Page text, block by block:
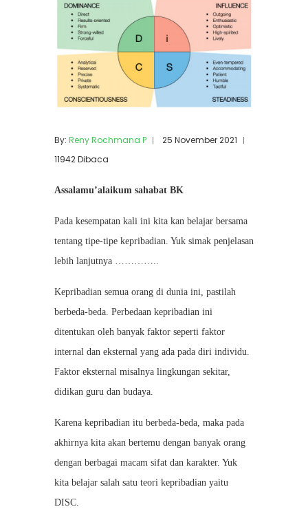
By: Reny Rochmana P
25 November 2021
11942 Dibaca
Assalamu’alaikum sahabat BK
Pada kesempatan kali ini kita kan belajar bersama
tentang tipe-tipe kepribadian. Yuk simak penjelasan
lebih lanjutnya …………..
Kepribadian semua orang di dunia ini, pastilah
berbeda-beda. Perbedaan kepribadian ini
ditentukan oleh banyak faktor seperti faktor
internal dan eksternal yang ada pada diri individu.
Faktor eksternal misalnya lingkungan sekitar,
didikan guru dan budaya.
Karena kepribadian itu berbeda-beda, maka pada
akhirnya kita akan bertemu dengan banyak orang
dengan berbagai macam sifat dan karakter. Yuk
kita belajar salah satu teori kepribadian yaitu
DISC.